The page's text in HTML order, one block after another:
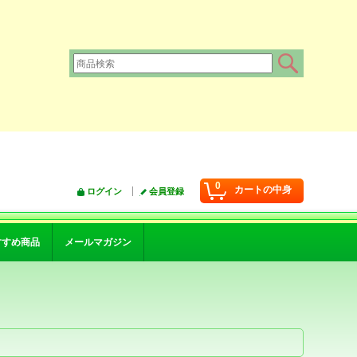
0 カートの中身
ログイン 会員登録
すめ商品 メールマガジン